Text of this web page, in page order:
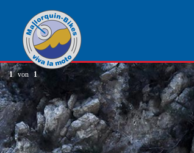
1 von 1